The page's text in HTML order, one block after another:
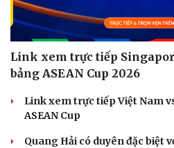
Link xem trực tiếp
bảng ASEAN Cup 2026
Link xem trực tiếp Việt Nam
ASEAN Cup
Quang Hải có duyên đặc biệt